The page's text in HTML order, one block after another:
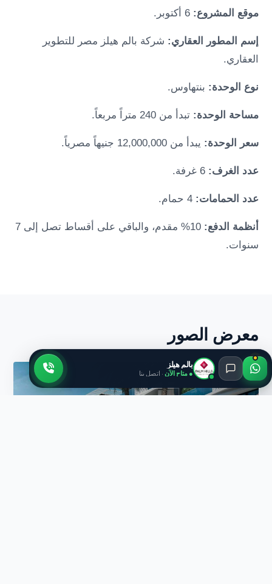
موقع المشروع:6 أكتوبر .
إسم المطور العقاري: شركة بالم هيلز مصر للتطوير
العقاري.
نوع الوحدة: بنتهاوس.
مساحة الوحدة:تبدأ من 240 متراً مربعاً.
سعر الوحدة: يبدأ من 12,000,000 جنيهاً مصرياً.
عدد الغرف: 6 غرفة.
عدد الحمامات: 4 حمام.
أنظمة الدفع:
10% مقدم، والباقي على أقساط تصل إلى 7
سنوات.
معرض الصور
بالم هيلز
● متاح الآن · اتصل بنا